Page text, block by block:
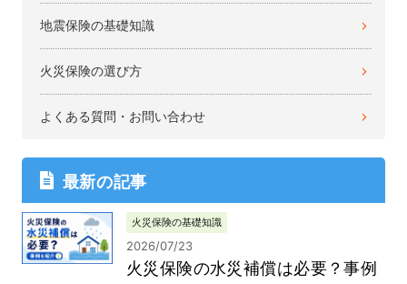
地震保険の基礎知識
火災保険の選び方
よくある質問・お問い合わせ
最新の記事
火災保険の基礎知識
2026/07/23
火災保険の水災補償は必要？事例